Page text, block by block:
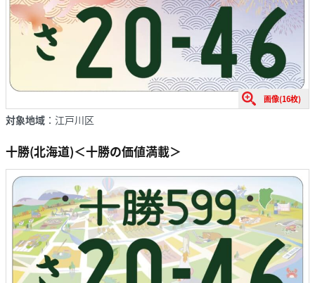
画像(16枚)
対象地域 ：江戸川区
十勝(北海道)＜十勝の価値満載＞